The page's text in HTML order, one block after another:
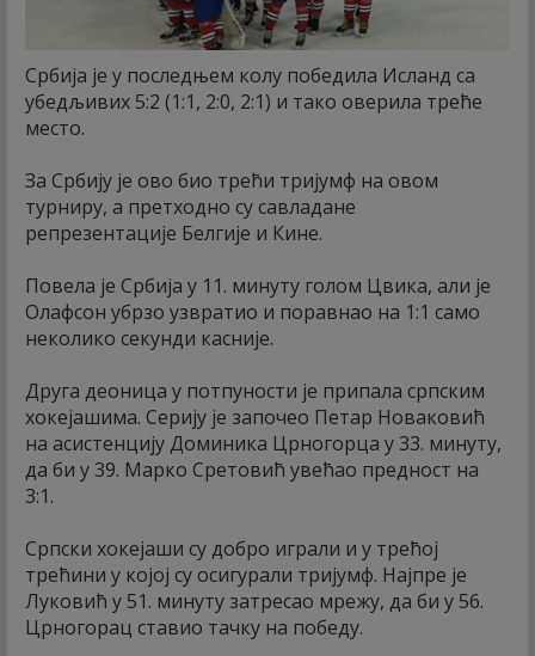
Србија је у последњем колу победила Исланд са
убедљивих 5:2 (1:1, 2:0, 2:1) и тако оверила треће
место.
За Србију је ово био трећи тријумф на овом
турниру, а претходно су савладане
репрезентације Белгије и Кине.
Повела је Србија у 11. минуту голом Цвика, али је
Олафсон убрзо узвратио и поравнао на 1:1 само
неколико секунди касније.
Друга деоница у потпуности је припала српским
хокејашима. Серију је започео Петар Новаковић
на асистенцију Доминика Црногорца у 33. минуту,
да би у 39. Марко Сретовић увећао предност на
3:1.
Српски хокејаши су добро играли и у трећој
трећини у којој су осигурали тријумф. Најпре је
Луковић у 51. минуту затресао мрежу, да би у 56.
Црногорац ставио тачку на победу.